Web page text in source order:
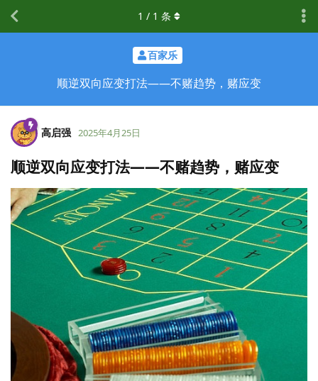
百家乐
顺逆双向应变打法——不赌趋势，赌应变
1 / 1 条
高启强 2025年4月25日
顺逆双向应变打法——不赌趋势，赌应变